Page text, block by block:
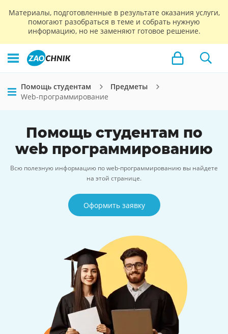
Материалы, подготовленные в результате оказания услуги,
помогают разобраться в теме и собрать нужную
информацию, но не заменяют готовое решение.
Помощь студентам
Предметы
Web-программирование
Помощь студентам по
web программированию
Всю полезную информацию по web-программированию вы найдете
на этой странице.
Оформить заявку